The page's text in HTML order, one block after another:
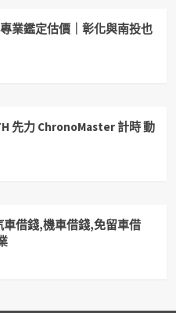
業鑑定估價｜彰化與南投也
先力 ChronoMaster 計時 動
借錢,機車借錢,免留車借